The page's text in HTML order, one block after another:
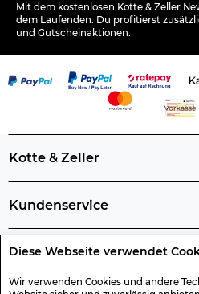
Diese Webseite verwendet
Wir verwenden Cookies und andere
Mit dem kostenlosen Kotte & Zeller
dem Laufenden. Du profitierst
und Gutscheinaktionen.
Kotte & Zeller
Kundenservice
Rechtliche Artikelinfos